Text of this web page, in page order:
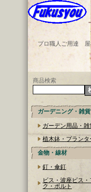
プロ職人ご用達
商品検索
ガーデニング・雑貨
ガーデン用品・雑
植木鉢・プランタ
金物・線材
釘・傘釘
ビス・波座ビス・
ク・ボルト